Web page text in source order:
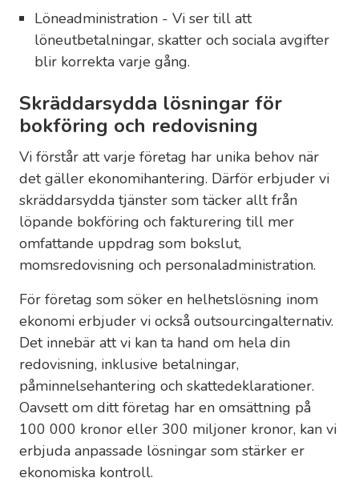
Löneadministration - Vi ser till att
löneutbetalningar, skatter och sociala avgifter
blir korrekta varje gång.
Skräddarsydda lösningar för
bokföring och redovisning
Vi förstår att varje företag har unika behov när
det gäller ekonomihantering. Därför erbjuder vi
skräddarsydda tjänster som täcker allt från
löpande bokföring och fakturering till mer
omfattande uppdrag som bokslut,
momsredovisning och personaladministration.
För företag som söker en helhetslösning inom
ekonomi erbjuder vi också outsourcingalternativ.
Det innebär att vi kan ta hand om hela din
redovisning, inklusive betalningar,
påminnelsehantering och skattedeklarationer.
Oavsett om ditt företag har en omsättning på
100 000 kronor eller 300 miljoner kronor, kan vi
erbjuda anpassade lösningar som stärker er
ekonomiska kontroll.